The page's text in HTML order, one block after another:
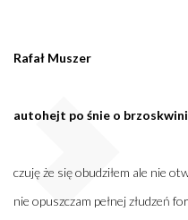
Rafał Muszer
autohejt po śnie o
czuję że się obudziłem ale nie
nie opuszczam pełnej złudzeń